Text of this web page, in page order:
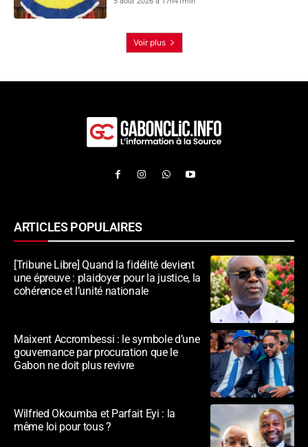
Voir plus
ARTICLES POPULAIRES
[Tribune Libre] Quand la fidélité devient
une épreuve : plaidoyer pour la justice, la
cohérence et l’unité nationale
Maixent Accrombessi : le symbole d’une
gouvernance par procuration que le
Gabon ne doit plus revivre
Wilfried Okoumba et Parfait Eyi : la
même loi pour tous ?